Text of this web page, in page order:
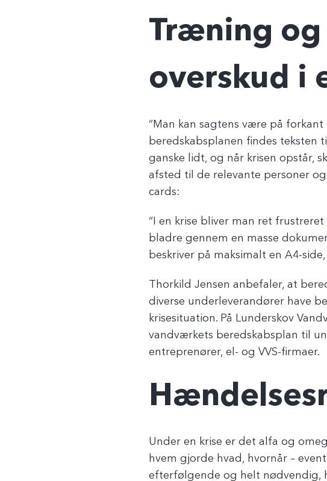
Træning
overskud i
“Man kan sagtens være på forkant
beredskabsplanen findes teksten
ganske lidt, og når krisen opstår,
afsted til de relevante personer
cards:
“I en krise bliver man ret
bladre gennem en masse
beskriver på maksimalt en A4-
Thorkild Jensen anbefaler, at
diverse underleverandører have
krisesituation. På Lunderskov
vandværkets beredskabsplan til
entreprenører, el- og VVS-firmaer.
Under en krise er det alfa og
hvem gjorde hvad, hvornår –
efterfølgende og helt nødvendig,